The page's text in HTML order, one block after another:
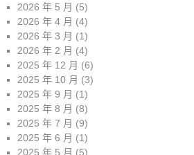
2026 年 5 月 (5)
2026 年 4 月 (4)
2026 年 3 月 (1)
2026 年 2 月 (4)
2025 年 12 月 (6)
2025 年 10 月 (3)
2025 年 9 月 (1)
2025 年 8 月 (8)
2025 年 7 月 (9)
2025 年 6 月 (1)
2025 年 5 月 (5)